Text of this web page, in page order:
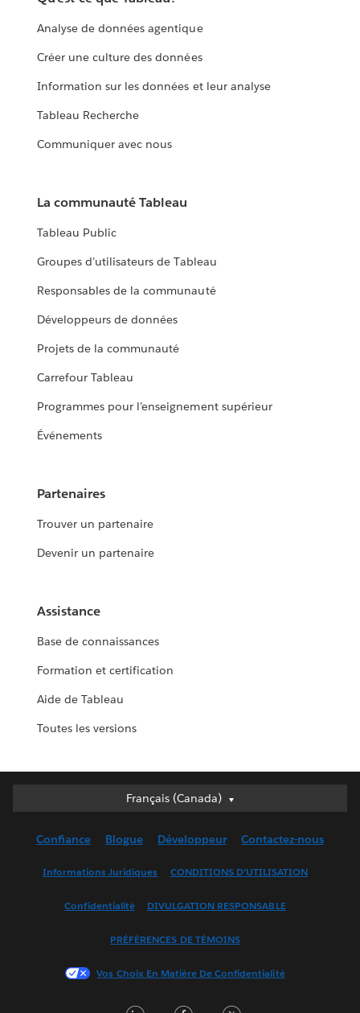
Analyse de données agentique
Créer une culture des données
Information sur les données et leur analyse
Tableau Recherche
Communiquer avec nous
La communauté Tableau
Tableau Public
Groupes d’utilisateurs de Tableau
Responsables de la communauté
Développeurs de données
Projets de la communauté
Carrefour Tableau
Programmes pour l’enseignement supérieur
Événements
Partenaires
Trouver un partenaire
Devenir un partenaire
Assistance
Base de connaissances
Formation et certification
Aide de Tableau
Toutes les versions
Français (Canada)
Français (Canada)
English (UK)
Français (France)
한국어
Confiance Blogue Développeur Contactez-nous
Informations Juridiques CONDITIONS D’UTILISATION
Confidentialité DIVULGATION RESPONSABLE
PRÉFÉRENCES DE TÉMOINS
Vos Choix En Matière De Confidentialité